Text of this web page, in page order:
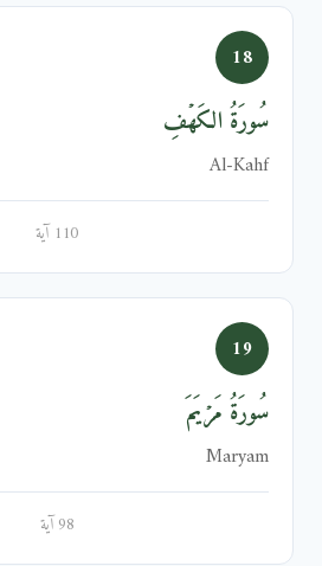
18
سُورَةُ الكَهۡفِ
Al-Kahf
110 آية
19
سُورَةُ مَرۡيَمَ
Maryam
98 آية